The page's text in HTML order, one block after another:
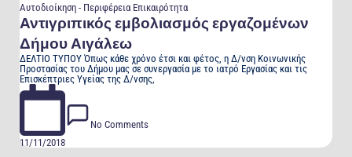
Posted
in
Αυτοδιοίκηση - Περιφέρεια Επικαιρότητα
Αντιγριπικός εμβολιασμός εργαζομένων
Δήμου Αιγάλεω
ΔΕΛΤΙΟ ΤΥΠΟΥ Όπως κάθε χρόνο έτσι και φέτος, η Δ/νση Κοινωνικής
Προστασίας του Δήμου μας σε συνεργασία με το ιατρό Εργασίας και τις
Επισκέπτριες Υγείας της Δ/νσης,
11/11/2018
No Comments